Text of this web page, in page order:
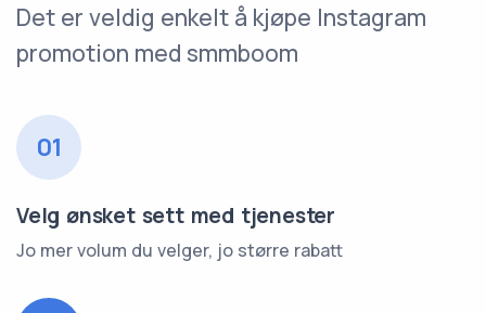
Det er veldig enkelt å kjøpe Instagram
promotion med smmboom
01
Velg ønsket sett med tjenester
Jo mer volum du velger, jo større rabatt